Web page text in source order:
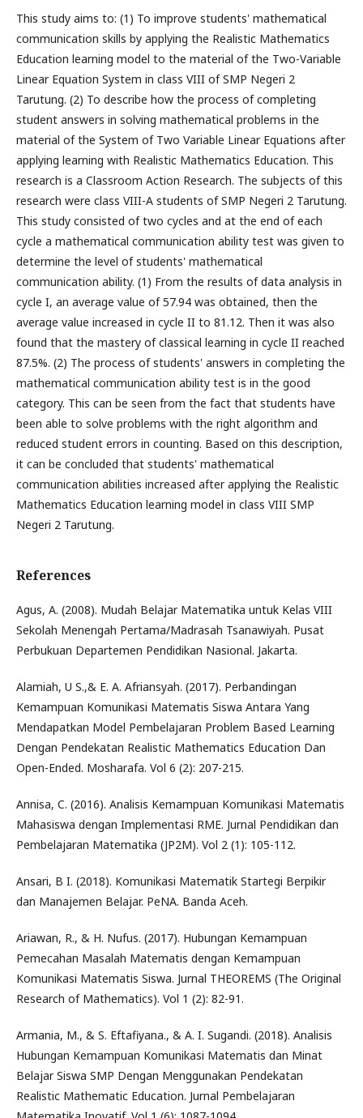
This study aims to: (1) To improve students' mathematical
communication skills by applying the Realistic Mathematics
Education learning model to the material of the Two-Variable
Linear Equation System in class VIII of SMP Negeri 2
Tarutung. (2) To describe how the process of completing
student answers in solving mathematical problems in the
material of the System of Two Variable Linear Equations after
applying learning with Realistic Mathematics Education. This
research is a Classroom Action Research. The subjects of this
research were class VIII-A students of SMP Negeri 2 Tarutung.
This study consisted of two cycles and at the end of each
cycle a mathematical communication ability test was given to
determine the level of students' mathematical
communication ability. (1) From the results of data analysis in
cycle I, an average value of 57.94 was obtained, then the
average value increased in cycle II to 81.12. Then it was also
found that the mastery of classical learning in cycle II reached
87.5%. (2) The process of students' answers in completing the
mathematical communication ability test is in the good
category. This can be seen from the fact that students have
been able to solve problems with the right algorithm and
reduced student errors in counting. Based on this description,
it can be concluded that students' mathematical
communication abilities increased after applying the Realistic
Mathematics Education learning model in class VIII SMP
Negeri 2 Tarutung.
References
Agus, A. (2008). Mudah Belajar Matematika untuk Kelas VIII
Sekolah Menengah Pertama/Madrasah Tsanawiyah. Pusat
Perbukuan Departemen Pendidikan Nasional. Jakarta.
Alamiah, U S.,& E. A. Afriansyah. (2017). Perbandingan
Kemampuan Komunikasi Matematis Siswa Antara Yang
Mendapatkan Model Pembelajaran Problem Based Learning
Dengan Pendekatan Realistic Mathematics Education Dan
Open-Ended. Mosharafa. Vol 6 (2): 207-215.
Annisa, C. (2016). Analisis Kemampuan Komunikasi Matematis
Mahasiswa dengan Implementasi RME. Jurnal Pendidikan dan
Pembelajaran Matematika (JP2M). Vol 2 (1): 105-112.
Ansari, B I. (2018). Komunikasi Matematik Startegi Berpikir
dan Manajemen Belajar. PeNA. Banda Aceh.
Ariawan, R., & H. Nufus. (2017). Hubungan Kemampuan
Pemecahan Masalah Matematis dengan Kemampuan
Komunikasi Matematis Siswa. Jurnal THEOREMS (The Original
Research of Mathematics). Vol 1 (2): 82-91.
Armania, M., & S. Eftafiyana., & A. I. Sugandi. (2018). Analisis
Hubungan Kemampuan Komunikasi Matematis dan Minat
Belajar Siswa SMP Dengan Menggunakan Pendekatan
Realistic Mathematic Education. Jurnal Pembelajaran